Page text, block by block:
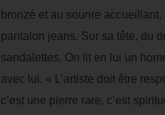
bronzé et au sourire
pantalon jeans. Sur sa tête, du
sandalettes. On lit en lui un
avec lui. « L’artiste doit être
c’est une pierre rare, c’est